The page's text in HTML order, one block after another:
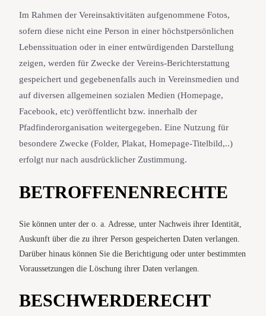
Im Rahmen der Vereinsaktivitäten aufgenommene Fotos,
sofern diese nicht eine Person in einer höchstpersönlichen
Lebenssituation oder in einer entwürdigenden Darstellung
zeigen, werden für Zwecke der Vereins-Berichterstattung
gespeichert und gegebenenfalls auch in Vereinsmedien und
auf diversen allgemeinen sozialen Medien (Homepage,
Facebook, etc) veröffentlicht bzw. innerhalb der
Pfadfinderorganisation weitergegeben. Eine Nutzung für
besondere Zwecke (Folder, Plakat, Homepage-Titelbild,..)
erfolgt nur nach ausdrücklicher Zustimmung.
BETROFFENENRECHTE
Sie können unter der o. a. Adresse, unter Nachweis ihrer Identität,
Auskunft über die zu ihrer Person gespeicherten Daten verlangen.
Darüber hinaus können Sie die Berichtigung oder unter bestimmten
Voraussetzungen die Löschung ihrer Daten verlangen.
BESCHWERDERECHT